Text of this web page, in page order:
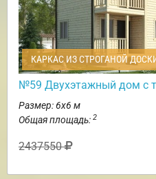
КАРКАС ИЗ СТРОГАНОЙ
№59 Двухэтажный дом с
Размер: 6х6 м
Общая площадь: 2
2437550